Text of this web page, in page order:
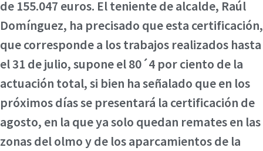
de 155.047 euros. El teniente de alcalde, Raúl
Domínguez, ha precisado que esta certificación,
que corresponde a los trabajos realizados hasta
el 31 de julio, supone el 80´4 por ciento de la
actuación total, si bien ha señalado que en los
próximos días se presentará la certificación de
agosto, en la que ya solo quedan remates en las
zonas del olmo y de los aparcamientos de la